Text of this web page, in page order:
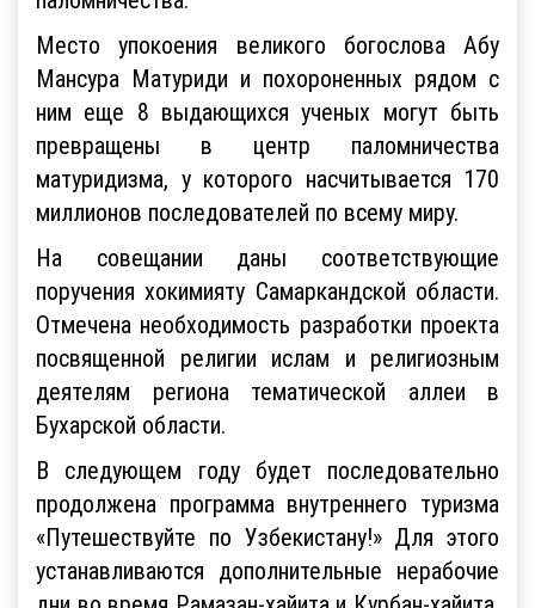
паломничества.
Место упокоения великого богослова Абу
Мансура Матуриди и похороненных рядом с
ним еще 8 выдающихся ученых могут быть
превращены в центр паломничества
матуридизма, у которого насчитывается 170
миллионов последователей по всему миру.
На совещании даны соответствующие
поручения хокимияту Самаркандской области.
Отмечена необходимость разработки проекта
посвященной религии ислам и религиозным
деятелям региона тематической аллеи в
Бухарской области.
В следующем году будет последовательно
продолжена программа внутреннего туризма
«Путешествуйте по Узбекистану!» Для этого
устанавливаются дополнительные нерабочие